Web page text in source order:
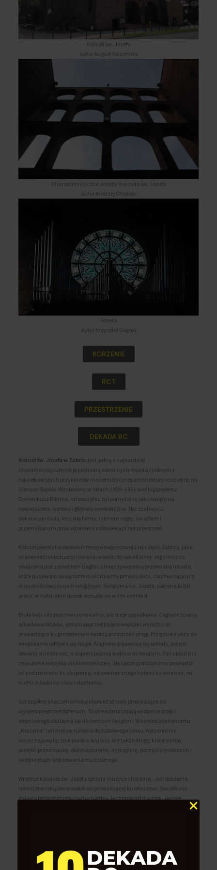
Kościół św. Józefa
autor August Kazimierz
Charakterystyczne arkady Kościoła św. Józefa
autor Andrzej Otrębski
Rozeta
autor Krzysztof Gogola
KORZENIE
RCT
PRZESTRZENIE
DEKADA RC
Kościół św. Józefa w Zabrzu jest jedną z najbardziej
charakterystycznych przestrzeni sakralnych miasta i jednym z
najciekawszych przykładów modernistycznej architektury kościelnej na
Górnym Śląsku. Wzniesiony w latach 1930–1931 według projektu
Dominikusa Böhma, od początku był pomyślany jako świątynia
nowoczesna, surowa i głęboko symboliczna. Nie zachwyca
dekoracyjnością, lecz siłą formy, rytmem cegły, światłem i
przemyślanym prowadzeniem człowieka przez przestrzeń.
Kościół powstał w okresie intensywnego rozwoju tej części Zabrza, jako
odpowiedź na potrzeby rosnącej wspólnoty parafialnej. Jego historia
związana jest z osiedlem Gagfa i z międzywojenną przemianą miasta,
które budowało swoją tożsamość między przemysłem, codzienną pracą
mieszkańców i życiem religijnym. Świątynia św. Józefa, patrona ludzi
pracy, w naturalny sposób wpisała się w ten kontekst.
Bryła kościoła jest monumentalna, ale nieprzypadkowa. Ceglane ściany,
arkadowa fasada, atrium poprzedzające wejście i wyraźna oś
prowadząca ku prezbiterium tworzą przestrzeń drogi. Przejście z ulicy do
wnętrza nie odbywa się nagle. Najpierw pojawiają się schody, potem
otwarty dziedziniec, a dopiero później wejście do świątyni. Ten układ ma
znaczenie nie tylko architektoniczne, ale także symboliczne: prowadzi
od codzienności ku skupieniu, od zewnętrznego hałasu ku wnętrzu, od
ruchu miasta ku ciszy i słuchaniu.
Szczególne znaczenie mają również schody prowadzące do
wyniesionego prezbiterium. To one wzmacniają wrażenie drogi i
stopniowego zbliżania się do centrum świątyni. W kontekście koncertu
„Korzenie” ten motyw nabiera dodatkowego sensu. Korzenie nie
oznaczają wyłącznie punktu wyjścia, ale także drogę, którą trzeba
przejść: przez naukę, doświadczenie, dyscyplinę, pamięć o mistrzach i
kolejne etapy dojrzewania muzycznego.
Wnętrze kościoła św. Józefa sprzyja muzyce chóralnej. Jest obszerne,
rytmiczne i skupione wokół osi prowadzącej ku ołtarzowi. Światło nie
zalewa tej przestrzeni równomiernie, lecz prowadzi wzrok i uwagę.
Wybór kościoła św. Józefa na koncert „Korzenie” nie jest przypadkowy. To
miejsce łączy nowoczesność z tradycją, prostotę z głęboką symboliką,